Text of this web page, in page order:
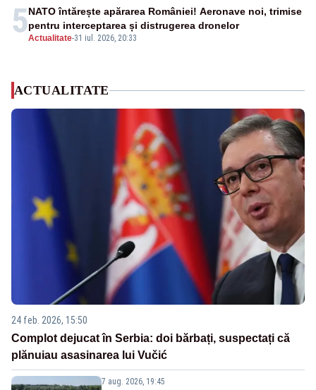
5Actualitate-31 iul. 2026, 20:33
NATO întărește apărarea României! Aeronave noi, trimise
pentru interceptarea și distrugerea dronelor
ACTUALITATE
24 feb. 2026, 15:50
Complot dejucat în Serbia: doi bărbați, suspectați că
plănuiau asasinarea lui Vučić
7 aug. 2026, 19:45